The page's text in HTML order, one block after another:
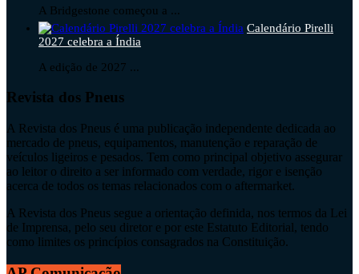
A Bridgestone começou a ...
Calendário Pirelli
2027 celebra a Índia
A edição de 2027 ...
Revista dos Pneus
A Revista dos Pneus é uma publicação independente dedicada ao
mercado de pneus, equipamentos, manutenção e reparação de
veículos ligeiros e pesados. Tem como principal objetivo assegurar
ao leitor o direito a ser informado com verdade, rigor e isenção
acerca de todos os temas relacionados com o aftermarket.
A Revista dos Pneus segue a orientação definida, nos termos da Lei
de Imprensa, pelo seu diretor e por este Estatuto Editorial, tendo
como limites os princípios consagrados na Constituição.